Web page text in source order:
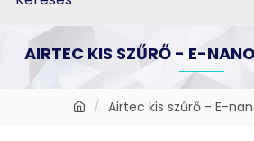
Airtec kis szűrő - E-
AIRTEC KIS SZŰRŐ - E-